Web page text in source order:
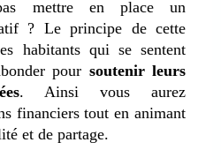
mettre en place un
? Le principe de cette
habitants qui se sentent
pour soutenir leurs
. Ainsi vous aurez
financiers tout en animant
et de partage.